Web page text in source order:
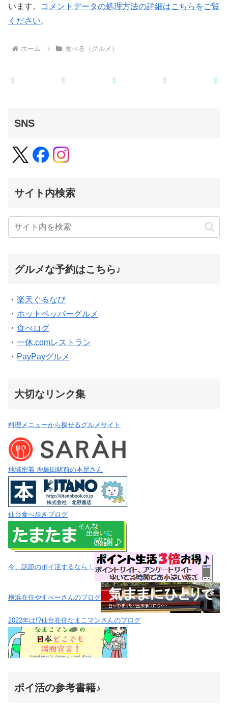
います。
コメントデータの処理方法の詳細はこちらをご覧
ください。
ホーム 食べる（グルメ）
SNS
サイト内検索
グルメな予約はこちら♪
・ 楽天ぐるなび
・ ホットペッパーグルメ
・ 食べログ
・ 一休.comレストラン
・ PayPayグルメ
大切なリンク集
料理メニューから探せるグルメサイト
地域密着 鹿島田駅前の本屋さん
仙台食べ歩きブログ
今、話題のポイ活するなら！
横浜在住やすべーさんのブログ
2022年は!?仙台在住なまこマンさんのブログ
ポイ活の参考書籍♪